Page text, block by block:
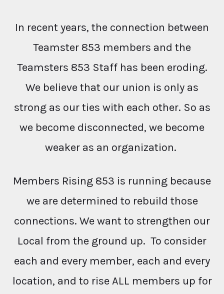
In recent years, the connection between
Teamster 853 members and the
Teamsters 853 Staff has been eroding.
We believe that our union is only as
strong as our ties with each other. So as
we become disconnected, we become
weaker as an organization.
Members Rising 853 is running because
we are determined to rebuild those
connections. We want to strengthen our
Local from the ground up. To consider
each and every member, each and every
location, and to rise ALL members up for